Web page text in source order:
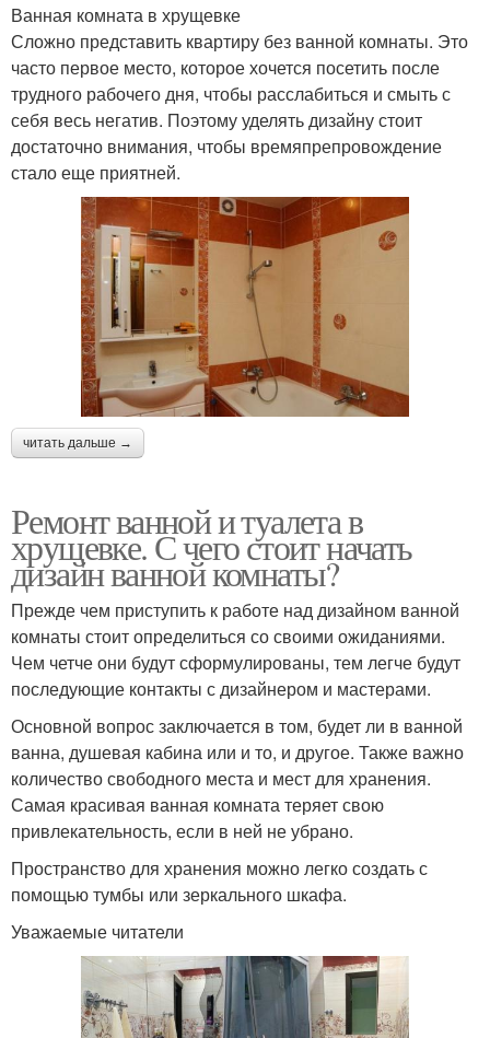
Ванная комната в хрущевке
Сложно представить квартиру без ванной комнаты. Это
часто первое место, которое хочется посетить после
трудного рабочего дня, чтобы расслабиться и смыть с
себя весь негатив. Поэтому уделять дизайну стоит
достаточно внимания, чтобы времяпрепровождение
стало еще приятней.
читать дальше →
Ремонт ванной и туалета в
хрущевке. С чего стоит начать
дизайн ванной комнаты?
Прежде чем приступить к работе над дизайном ванной
комнаты стоит определиться со своими ожиданиями.
Чем четче они будут сформулированы, тем легче будут
последующие контакты с дизайнером и мастерами.
Основной вопрос заключается в том, будет ли в ванной
ванна, душевая кабина или и то, и другое. Также важно
количество свободного места и мест для хранения.
Самая красивая ванная комната теряет свою
привлекательность, если в ней не убрано.
Пространство для хранения можно легко создать с
помощью тумбы или зеркального шкафа.
Уважаемые читатели